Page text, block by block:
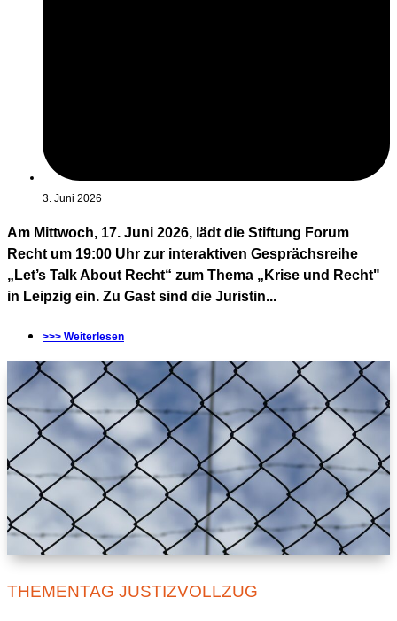
3. Juni 2026
Am Mittwoch, 17. Juni 2026, lädt die Stiftung Forum
Recht um 19:00 Uhr zur interaktiven Gesprächsreihe
„Let’s Talk About Recht“ zum Thema „Krise und Recht"
in Leipzig ein. Zu Gast sind die Juristin...
>>> Weiterlesen
THEMENTAG JUSTIZVOLLZUG